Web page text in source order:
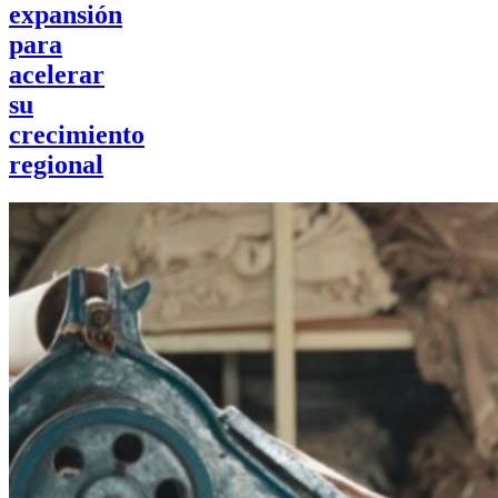
expansión
para
acelerar
su
crecimiento
regional